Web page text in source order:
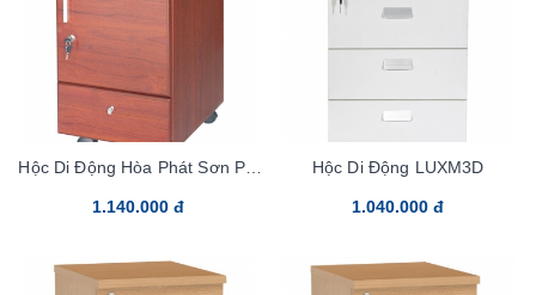
Hộc Di Động Hòa Phát Sơn PU
1.140.000 đ
Hộc Di Động LUXM3D
1.040.000 đ